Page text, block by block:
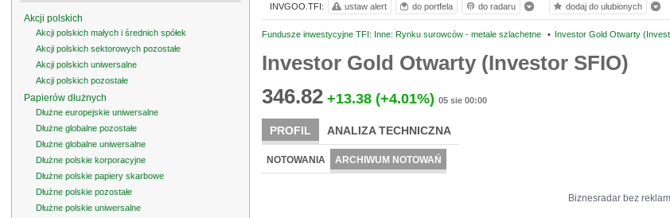
Fundusze inwestycyjne TFI: Inne: Rynku surowców - metale szlachetne • Investor Gold Otwarty
Investor Gold Otwarty (Investor SFIO)
346.82 +13.38 (+4.01%) 05 sie 00:00
PROFIL ANALIZA TECHNICZNA
NOTOWANIA ARCHIWUM NOTOWAŃ
Biznesradar bez
INVGOO.TFI: ustaw alert do portfela do radaru dodaj do ulubionych
Akcji polskich
Akcji polskich małych i średnich spółek
Akcji polskich sektorowych pozostałe
Akcji polskich uniwersalne
Akcji polskich pozostałe
Papierów dłużnych
Dłużne europejskie uniwersalne
Dłużne globalne pozostałe
Dłużne globalne uniwersalne
Dłużne polskie korporacyjne
Dłużne polskie papiery skarbowe
Dłużne polskie pozostałe
Dłużne polskie uniwersalne